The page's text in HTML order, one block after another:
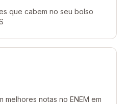
que cabem no seu bolso
melhores notas no ENEM em